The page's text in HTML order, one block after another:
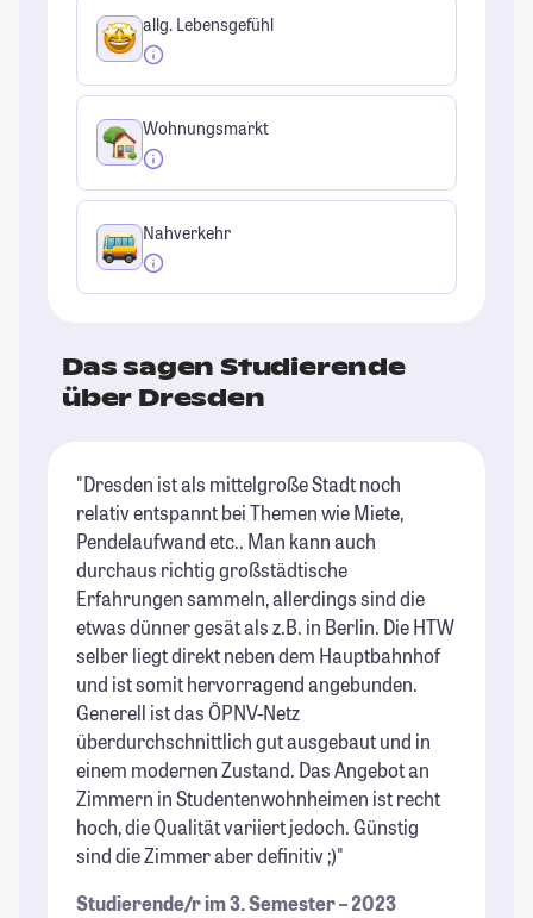
allg. Lebensgefühl
Wohnungsmarkt
Nahverkehr
Das sagen Studierende
über Dresden
"Dresden ist als mittelgroße Stadt noch
relativ entspannt bei Themen wie Miete,
Pendelaufwand etc.. Man kann auch
durchaus richtig großstädtische
Erfahrungen sammeln, allerdings sind die
etwas dünner gesät als z.B. in Berlin. Die HTW
selber liegt direkt neben dem Hauptbahnhof
und ist somit hervorragend angebunden.
Generell ist das ÖPNV-Netz
überdurchschnittlich gut ausgebaut und in
einem modernen Zustand. Das Angebot an
Zimmern in Studentenwohnheimen ist recht
hoch, die Qualität variiert jedoch. Günstig
sind die Zimmer aber definitiv ;)"
Studierende/r im 3. Semester – 2023